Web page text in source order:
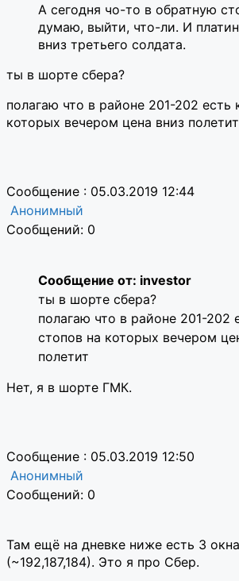
А сегодня чо-то в обратную
думаю, выйти, что-ли. И
вниз третьего солдата.
ты в шорте сбера?
полагаю что в районе 201-202 есть
которых вечером цена вниз полетит
Сообщение : 05.03.2019 12:44
Анонимный
Сообщений: 0
Сообщение от: investor
ты в шорте сбера?
полагаю что в районе 201-202
стопов на которых вечером
полетит
Нет, я в шорте ГМК.
Сообщение : 05.03.2019 12:50
Анонимный
Сообщений: 0
Там ещё на дневке ниже есть 3
(~192,187,184). Это я про Сбер.